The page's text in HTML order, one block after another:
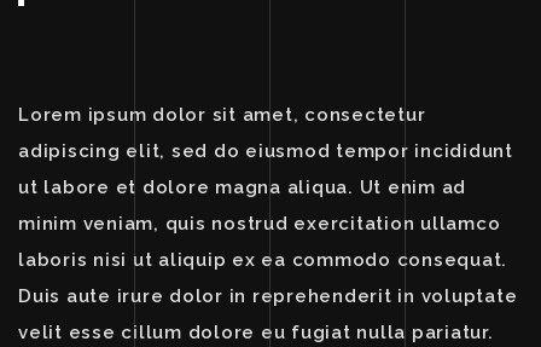
Lorem ipsum dolor sit amet, consectetur
adipiscing elit, sed do eiusmod tempor incididunt
ut labore et dolore magna aliqua. Ut enim ad
minim veniam, quis nostrud exercitation ullamco
laboris nisi ut aliquip ex ea commodo consequat.
Duis aute irure dolor in reprehenderit in voluptate
velit esse cillum dolore eu fugiat nulla pariatur.